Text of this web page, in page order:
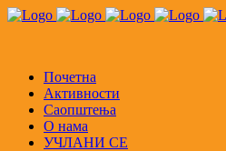
Почетна
Активности
Саопштења
О нама
УЧЛАНИ СЕ